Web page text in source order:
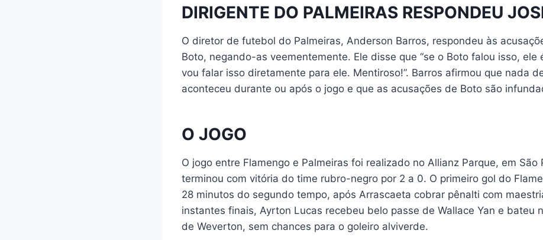
DIRIGENTE DO PALMEIRAS RESPONDEU
O diretor de futebol do Palmeiras, Anderson Barros, respondeu às
Boto, negando-as veementemente. Ele disse que “se o Boto falou isso, ele
vou falar isso diretamente para ele. Mentiroso!”. Barros afirmou que nada
aconteceu durante ou após o jogo e que as acusações de Boto são
O JOGO
O jogo entre Flamengo e Palmeiras foi realizado no Allianz Parque, em São
terminou com vitória do time rubro-negro por 2 a 0. O primeiro gol do
28 minutos do segundo tempo, após Arrascaeta cobrar pênalti com
instantes finais, Ayrton Lucas recebeu belo passe de Wallace Yan e bateu
de Weverton, sem chances para o goleiro alviverde.